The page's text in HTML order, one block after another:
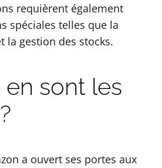
requièrent également
spéciales telles que la
la gestion des stocks.
sont les
a ouvert ses portes aux